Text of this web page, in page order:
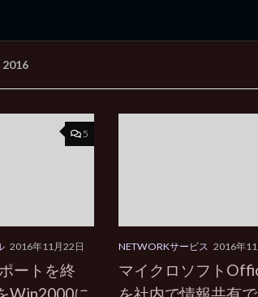
2016
5
2016年11月22日
ートを終
Win2000に
NETWORKサービス 2016年
マイクロソフト
を社内で情報共有